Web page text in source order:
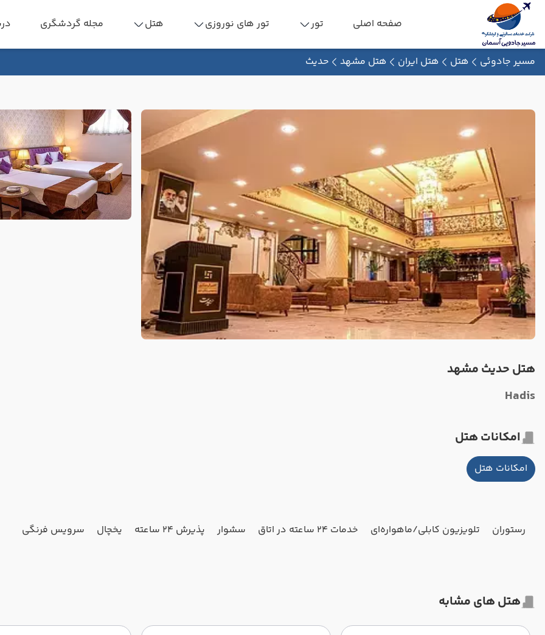
صفحه اصلی تور تور های نوروزی هتل مجله گردشگری
مسیر جادوئی هتل هتل ایران هتل مشهد حدیث
هتل حدیث مشهد
Hadis
امکانات هتل
امکانات هتل
رستوران تلویزیون کابلی/ماهواره‌ای خدمات 24 ساعته در اتاق سشوار پذیرش 24 ساعته یخچال سرویس فرنگی
هتل های مشابه